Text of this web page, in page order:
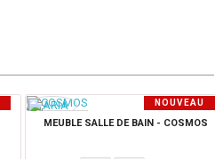
NOUVEAU
MEUBLE SALLE DE BAIN - COSMOS